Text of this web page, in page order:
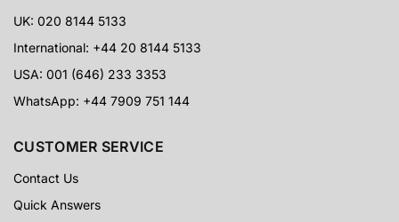
UK: 020 8144 5133
International: +44 20 8144 5133
USA: 001 (646) 233 3353
WhatsApp: +44 7909 751 144
CUSTOMER SERVICE
Contact Us
Quick Answers